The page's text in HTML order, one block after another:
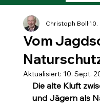
Vom
Christoph Boll10.
Aktualisiert: 10. Sept.
Die alte Kluft
und Jägern als